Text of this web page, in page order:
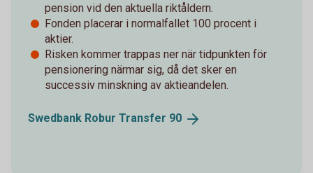
pension vid den aktuella riktåldern.
Fonden placerar i normalfallet 100 procent i
aktier.
Risken kommer trappas ner när tidpunkten för
pensionering närmar sig, då det sker en
successiv minskning av aktieandelen.
Swedbank Robur Transfer 90